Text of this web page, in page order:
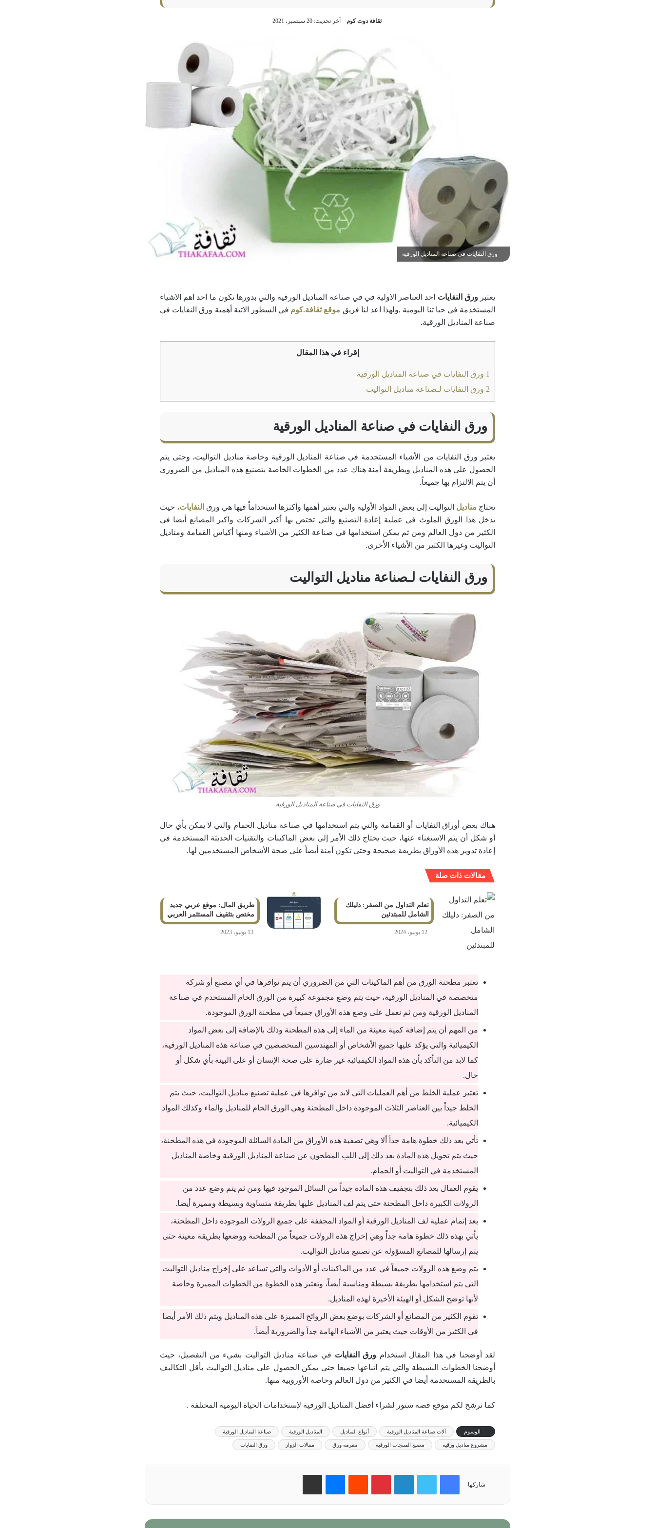
ثقافة دوت كوم آخر تحديث: 20 سبتمبر، 2021
ورق النفايات في صناعة المناديل الورقية
يعتبرورق النفايات احد العناصر الاولية في في صناعة المناديل الورقية والتي بدورها تكون ما احد اهم الاشياء
المستخدمة في حيا تنا اليومية ,ولهذا اعد لنا فريق موقع ثقافة.كوم في السطور الاتية أهمية ورق النفايات في
صناعة المناديل الورقية.
إقراء في هذا المقال
1 ورق النفايات في صناعة المناديل الورقية
2 ورق النفايات لـصناعة مناديل التواليت
ورق النفايات في صناعة المناديل الورقية
يعتبر ورق النفايات من الأشياء المستخدمة في صناعة المناديل الورقية وخاصة مناديل التواليت، وحتى يتم
الحصول على هذه المناديل وبطريقة آمنة هناك عدد من الخطوات الخاصة بتصنيع هذه المناديل من الضروري
أن يتم الالتزام بها جميعاً.
تحتاج مناديل التواليت إلى بعض المواد الأولية والتي يعتبر أهمها وأكثرها استخداماً فيها هي ورق النفايات، حيث
يدخل هذا الورق الملوث في عملية إعادة التصنيع والتي تختص بها أكبر الشركات واكبر المصانع أيضا في
الكثير من دول العالم ومن ثم يمكن استخدامها في صناعة الكثير من الأشياء ومنها أكياس القمامة ومناديل
التواليت وغيرها الكثير من الأشياء الأخرى.
ورق النفايات لـصناعة مناديل التواليت
ورق النفايات في صناعة المناديل الورقية
هناك بعض أوراق النفايات أو القمامة والتي يتم استخدامها في صناعة مناديل الحمام والتي لا يمكن بأي حال
أو شكل أن يتم الاستغناء عنها، حيث يحتاج ذلك الأمر إلى بعض الماكينات والتقنيات الحديثة المستخدمة في
إعادة تدوير هذه الأوراق بطريقة صحيحة وحتى تكون آمنة أيضاً على صحة الأشخاص المستخدمين لها.
مقالات ذات صلة
تعلم التداول من الصفر: دليلك
الشامل للمبتدئين
12 يونيو، 2024
طريق المال: موقع عربي جديد
مختص بتثقيف المستثمر العربي
13 يونيو، 2023
تعتبر مطحنة الورق من أهم الماكينات التي من الضروري أن يتم توافرها في أي مصنع أو شركة
متخصصة في المناديل الورقية، حيث يتم وضع مجموعة كبيرة من الورق الخام المستخدم في صناعة
المناديل الورقية ومن ثم نعمل على وضع هذه الأوراق جميعاً في مطحنة الورق الموجودة.
من المهم أن يتم إضافة كمية معينة من الماء إلى هذه المطحنة وذلك بالإضافة إلى بعض المواد
الكيميائية والتي يؤكد عليها جميع الأشخاص أو المهندسين المتخصصين في صناعة هذه المناديل الورقية،
كما لابد من التأكد بأن هذه المواد الكيميائية غير ضارة على صحة الإنسان أو على البيئة بأي شكل أو
حال.
تعتبر عملية الخلط من أهم العمليات التي لابد من توافرها في عملية تصنيع مناديل التواليت، حيث يتم
الخلط جيداً بين العناصر الثلاث الموجودة داخل المطحنة وهي الورق الخام للمناديل والماء وكذلك المواد
الكيميائية.
تأتي بعد ذلك خطوة هامة جداً ألا وهي تصفية هذه الأوراق من المادة السائلة الموجودة في هذه المطحنة،
حيث يتم تحويل هذه المادة بعد ذلك إلى اللب المطحون عن صناعة المناديل الورقية وخاصة المناديل
المستخدمة في التواليت أو الحمام.
يقوم العمال بعد ذلك بتجفيف هذه المادة جيداً من السائل الموجود فيها ومن ثم يتم وضع عدد من
الرولات الكبيرة داخل المطحنة حتى يتم لف المناديل عليها بطريقة متساوية وبسيطة ومميزة أيضا.
بعد إتمام عملية لف المناديل الورقية أو المواد المجففة على جميع الرولات الموجودة داخل المطحنة،
يأتي بهذه ذلك خطوة هامة جداً وهي إخراج هذه الرولات جميعاً من المطحنة ووضعها بطريقة معينة حتى
يتم إرسالها للمصانع المسؤولة عن تصنيع مناديل التواليت.
يتم وضع هذه الرولات جميعاً في عدد من الماكينات أو الأدوات والتي تساعد على إخراج مناديل التواليت
التي يتم استخدامها بطريقة بسيطة ومناسبة أيضاً، وتعتبر هذه الخطوة من الخطوات المميزة وخاصة
لأنها توضح الشكل أو الهيئة الأخيرة لهذه المناديل.
تقوم الكثير من المصانع أو الشركات بوضع بعض الروائح المميزة على هذه المناديل ويتم ذلك الأمر أيضا
في الكثير من الأوقات حيث يعتبر من الأشياء الهامة جداً والضرورية أيضاً.
لقد أوضحنا في هذا المقال استخدام ورق النفايات في صناعة مناديل التواليت بشيء من التفصيل، حيث
أوضحنا الخطوات البسيطة والتي يتم اتباعها جميعا حتى يمكن الحصول على مناديل التواليت بأقل التكاليف
بالطريقة المستخدمة أيضا في الكثير من دول العالم وخاصة الأوروبية منها.
كما نرشح لكم موقع قصة ستور لشراء أفضل المناديل الورقية لإستخدامات الحياة اليومية المختلفة .
الوسوم آلات صناعة المناديل الورقية أنواع المناديل المناديل الورقية صناعة المناديل الورقية
مشروع مناديل ورقية مصنع المنتجات الورقية مفرمة ورق مقالات الزوار ورق النفايات
شاركها
فيسبوك تويتر لينكدإن بينتيريست ‏Reddit ماسنجر مشاركة عبر البريد